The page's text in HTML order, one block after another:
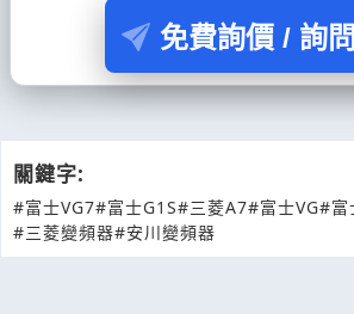
免費詢價 / 詢
關鍵字:
#富士VG7#富士G1S#三菱A7#富士VG#富
#三菱變頻器#安川變頻器